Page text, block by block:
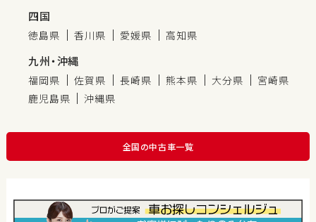
四国
徳島県 香川県 愛媛県 高知県
九州・沖縄
福岡県 佐賀県 長崎県 熊本県 大分県
宮崎県
鹿児島県
沖縄県
全国の中古車一覧